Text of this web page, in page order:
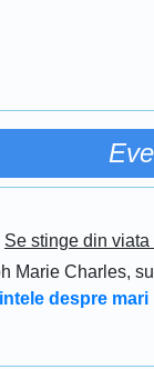
Se stinge din
Marie Charles,
despre